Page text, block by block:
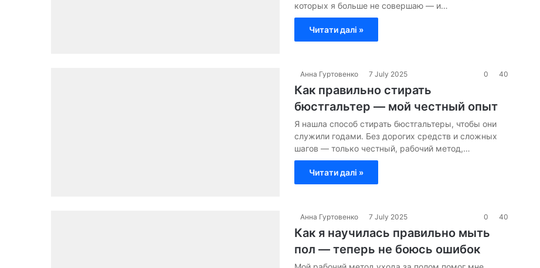
которых я больше не совершаю — и…
Читати далі »
Анна Гуртовенко 7 July 2025 0 40
Как правильно стирать
бюстгальтер — мой честный опыт
Я нашла способ стирать бюстгальтеры, чтобы они
служили годами. Без дорогих средств и сложных
шагов — только честный, рабочий метод,…
Читати далі »
Анна Гуртовенко 7 July 2025 0 40
Как я научилась правильно мыть
пол — теперь не боюсь ошибок